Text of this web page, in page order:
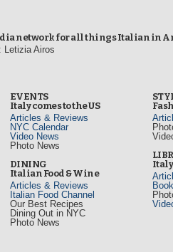
network for all things Italian in
Letizia Airos
EVENTS
Italy comes to the US
Articles & Reviews
NYC Calendar
Video News
Photo News
DINING
Italian Food & Wine
Articles & Reviews
Italian Food Channel
Our Best Recipes
Dining Out in NYC
Photo News